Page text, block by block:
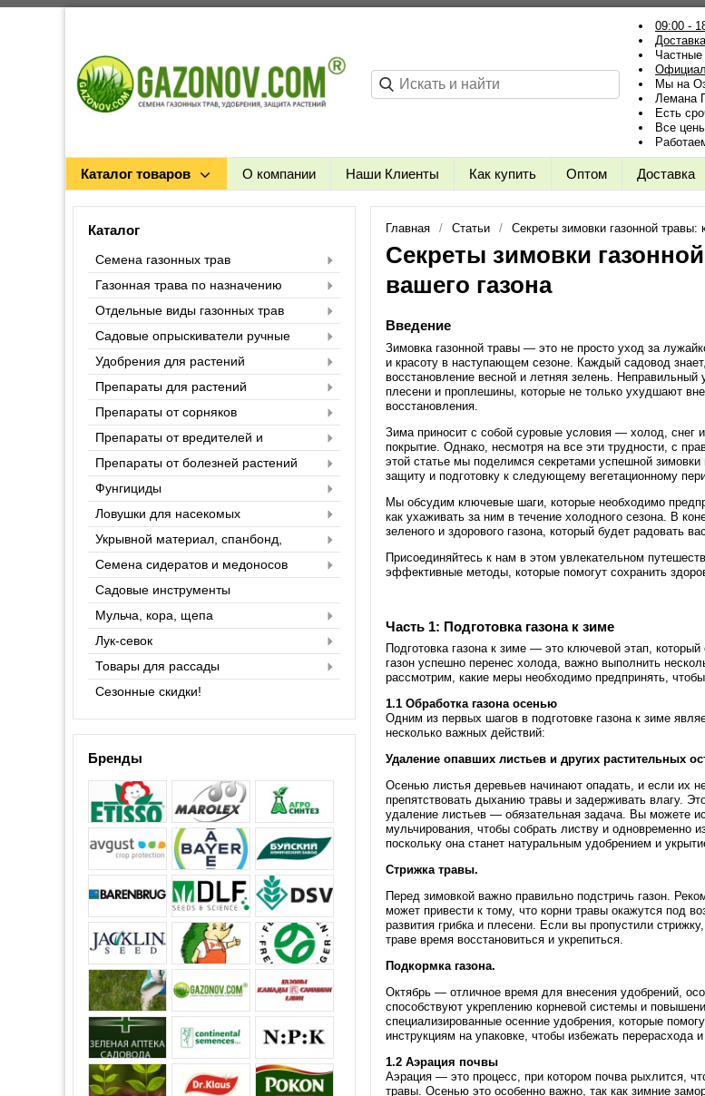
09:00 -
Мы на
Лемана
Есть
Все
Каталог товаров О компании Наши Клиенты Как купить Оптом Доставка
Каталог
Семена газонных трав
Газонная трава по назначению
Отдельные виды газонных трав
Садовые опрыскиватели ручные
Удобрения для растений
Препараты для растений
Препараты от сорняков
Препараты от вредителей и
насекомых
Препараты от болезней растений
Фунгициды
Ловушки для насекомых
Укрывной материал, спанбонд,
агроспан
Семена сидератов и медоносов
Садовые инструменты
Мульча, кора, щепа
Лук-севок
Товары для рассады
Сезонные скидки!
Бренды
Главная Статьи Секреты зимовки газонной травы:
Секреты зимовки
вашего газона
Введение
Зимовка газонной травы — это не просто уход за
и красоту в наступающем сезоне. Каждый садовод
восстановление весной и летняя зелень.
плесени и проплешины, которые не только ухудшают
восстановления.
Зима приносит с собой суровые условия — холод, снег
покрытие. Однако, несмотря на все эти трудности, с
этой статье мы поделимся секретами успешной
защиту и подготовку к следующему вегетационному
Мы обсудим ключевые шаги, которые необходимо
как ухаживать за ним в течение холодного сезона. В
зеленого и здорового газона, который будет радовать
Присоединяйтесь к нам в этом увлекательном
эффективные методы, которые помогут сохранить
Часть 1: Подготовка газона к зиме
Подготовка газона к зиме — это ключевой этап,
газон успешно перенес холода, важно выполнить
рассмотрим, какие меры необходимо предпринять,
1.1 Обработка газона осенью
Одним из первых шагов в подготовке газона к зиме
несколько важных действий:
Удаление опавших листьев и других растительных
Осенью листья деревьев начинают опадать, и если их
препятствовать дыханию травы и задерживать влагу.
удаление листьев — обязательная задача. Вы можете
мульчирования, чтобы собрать листву и одновременно
поскольку она станет натуральным удобрением и
Стрижка травы.
Перед зимовкой важно правильно подстричь газон.
может привести к тому, что корни травы окажутся под
развития грибка и плесени. Если вы пропустили
траве время восстановиться и укрепиться.
Подкормка газона.
Октябрь — отличное время для внесения удобрений,
способствуют укреплению корневой системы и
специализированные осенние удобрения, которые
инструкциям на упаковке, чтобы избежать перерасхода
1.2 Аэрация почвы
Аэрация — это процесс, при котором почва рыхлится,
травы. Осенью это особенно важно, так как зимние